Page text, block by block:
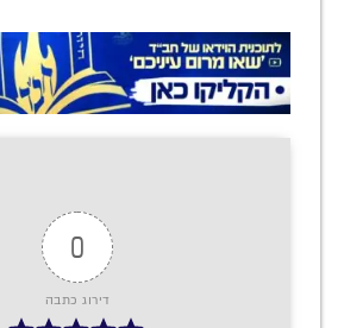
0
דירוג כתבה